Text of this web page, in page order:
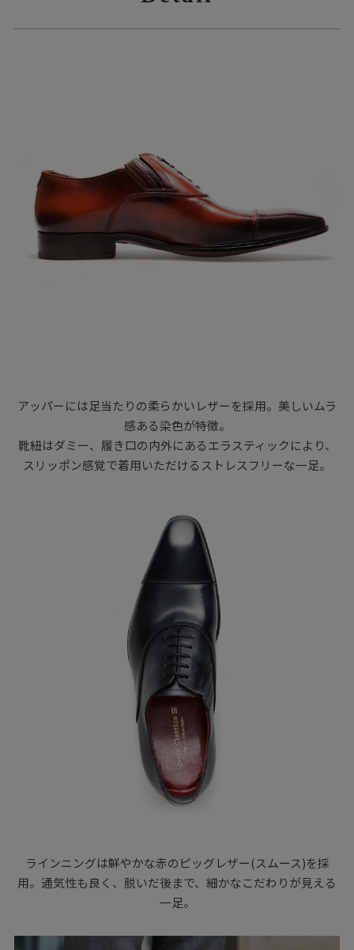
アッパーには足当たりの柔らかいレザーを採用。美しいムラ
感ある染色が特徴。
靴紐はダミー、履き口の内外にあるエラスティックにより、
スリッポン感覚で着用いただけるストレスフリーな一足。
ラインニングは鮮やかな赤のピッグレザー(スムース)を採
用。通気性も良く、脱いだ後まで、細かなこだわりが見える
一足。